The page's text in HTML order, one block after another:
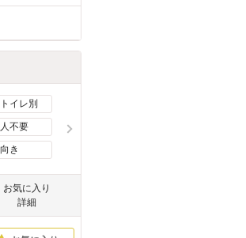
イレ別
不要
き
お気に入り
詳細